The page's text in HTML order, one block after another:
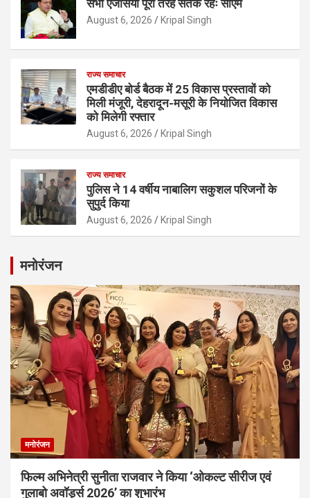
सभी एजेंसियां पूरी तरह सतर्क रहेंः सीएम
August 6, 2026 Kripal Singh
राज्य समाचार
एमडीडीए बोर्ड बैठक में 25 विकास प्रस्तावों को
मिली मंजूरी, देहरादून-मसूरी के नियोजित विकास
को मिलेगी रफ्तार
August 6, 2026 Kripal Singh
राज्य समाचार
पुलिस ने 14 वर्षीय नाबालिग सकुशल परिजनों के
सुपुर्द किया
August 6, 2026 Kripal Singh
मनोरंजन
मनोरंजन
फिल्म अभिनेत्री सुनीता राजवार ने किया ‘ओकल्ट सीरीज एवं
गुलाबो अवॉर्ड्स 2026’ का शुभारंभ